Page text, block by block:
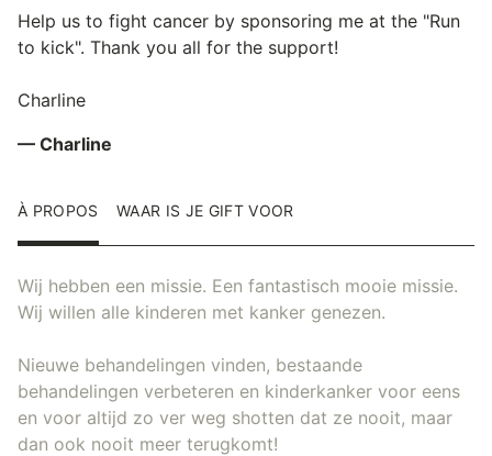
Help us to fight cancer by sponsoring me at the "Run
to kick". Thank you all for the support!
Charline
— Charline
À PROPOS WAAR IS JE GIFT VOOR
Wij hebben een missie. Een fantastisch mooie missie.
Wij willen alle kinderen met kanker genezen.
Nieuwe behandelingen vinden, bestaande
behandelingen verbeteren en kinderkanker voor eens
en voor altijd zo ver weg shotten dat ze nooit, maar
dan ook nooit meer terugkomt!